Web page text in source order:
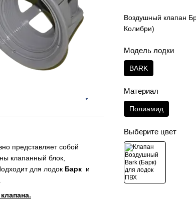
представляет собой
клапанный блок,
для лодок Барк и
Воздушный клапан
Колибри)
Модель лодки
BARK
Материал
Полиамид
Выберите цвет